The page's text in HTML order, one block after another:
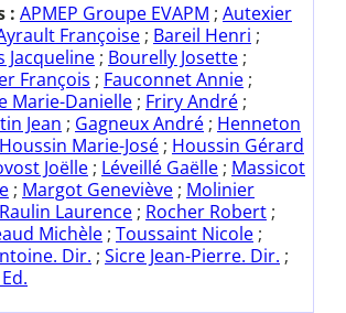
: APMEP Groupe EVAPM ; Autexier
Françoise ; Bareil Henri ;
Jacqueline ; Bourelly Josette ;
François ; Fauconnet Annie ;
Marie-Danielle ; Friry André ;
Jean ; Gagneux André ; Henneton
Houssin Marie-José ; Houssin Gérard
Joëlle ; Léveillé Gaëlle ; Massicot
; Margot Geneviève ; Molinier
Raulin Laurence ; Rocher Robert ;
Michèle ; Toussaint Nicole ;
Dir. ; Sicre Jean-Pierre. Dir. ;